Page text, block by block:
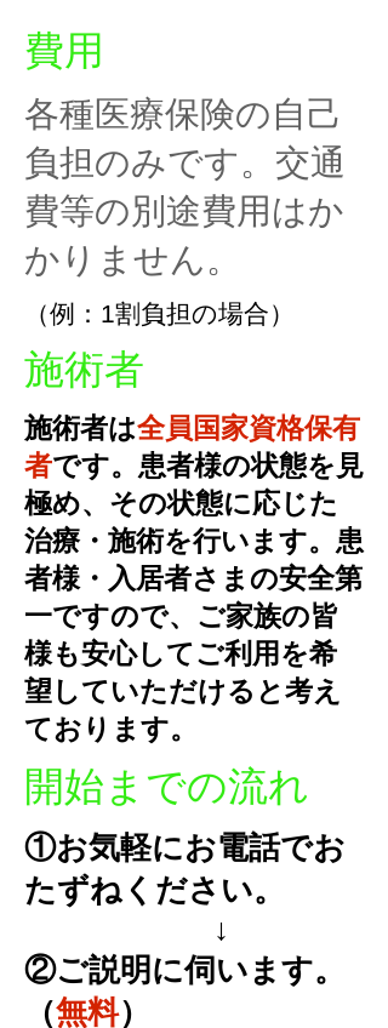
​費用
各種医療保険の自己
負担のみです。交通
費等の別途費用はか
かりません。
（例：​1割負担の場合）
​施術者
施術者は全員国家資格保有
者です。患者様の状態を見
極め、その状態に応じた
治療・施術を行います。患
者様・入居者さまの安全第
一ですので、ご家族の皆
様も安心してご利用を希
望していただけると考え
ております。
開始までの流れ
①お気軽にお電話でお
たずねください。
↓
②ご説明に伺います。
（無料）